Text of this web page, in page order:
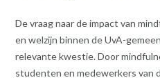
De vraag naar de impact van
en welzijn binnen de UvA-
relevante kwestie. Door
studenten en medewerkers van